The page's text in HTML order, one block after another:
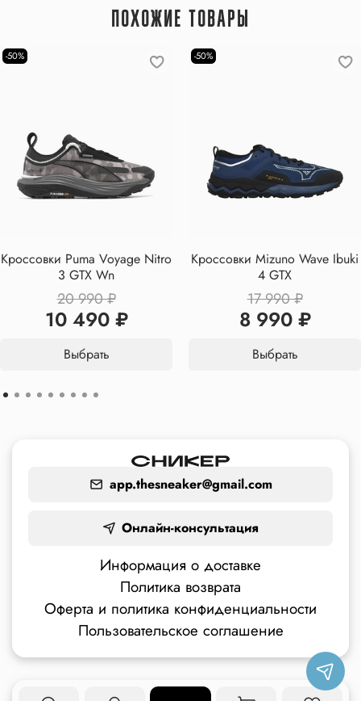
ПОХОЖИЕ ТОВАРЫ
-50%
Кроссовки Puma Voyage Nitro
3 GTX Wn
20 990 ₽
10 490 ₽
Выбрать
-50%
Кроссовки Mizuno Wave Ibuki
4 GTX
17 990 ₽
8 990 ₽
Выбрать
app.thesneaker@gmail.com
Онлайн-консультация
Информация о доставке
Политика возврата
Оферта и политика конфиденциальности
Пользовательское соглашение